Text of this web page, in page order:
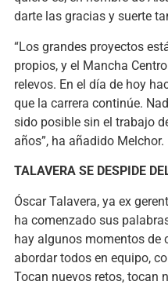
darte las gracias y suerte
“Los grandes proyectos
propios, y el Mancha
relevos. En el día de hoy
que la carrera continúe.
sido posible sin el trabajo
años”, ha añadido Melchor.
TALAVERA SE DESPIDE
Óscar Talavera, ya ex
ha comenzado sus
hay algunos momentos de
abordar todos en equipo,
Tocan nuevos retos, tocan